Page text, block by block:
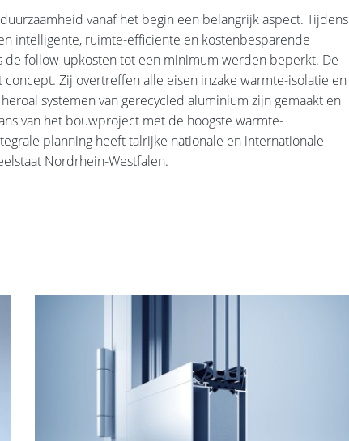
vanaf het begin een belangrijk aspect. Tijdens
intelligente, ruimte-efficiënte en kostenbesparende
de follow-upkosten tot een minimum werden beperkt. De
Zij overtreffen alle eisen inzake warmte-isolatie en
systemen van gerecycled aluminium zijn gemaakt en
van het bouwproject met de hoogste warmte-
planning heeft talrijke nationale en internationale
Nordrhein-Westfalen.